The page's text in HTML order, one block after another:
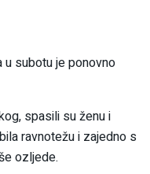
u subotu je ponovno
spasili su ženu i
ravnotežu i zajedno s
ozljede.